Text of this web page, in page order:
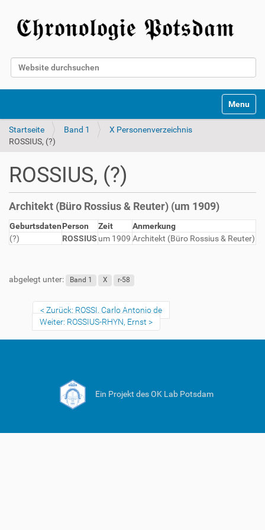
Website durchsuchen
Toggle
Startseite Band 1
X Personenverzeichnis
ROSSIUS, (?)
ROSSIUS, (?)
Architekt (Büro Rossius & Reuter) (um 1909)
GeburtsdatenPerson Zeit
Anmerkung
(?)
ROSSIUS um 1909 Architekt (Büro Rossius & Reuter)
abgelegt unter: Band 1 X r-58
Zurück: ROSSI, Carlo Antonio de
Weiter: ROSSIUS-RHYN, Ernst
Ein Projekt des OK Lab Potsdam